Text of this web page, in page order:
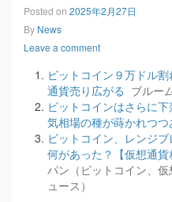
Posted on 2025年2月27日
By News
Leave a comment
ビットコイン９万ドル
通貨売り広がる ブルー
ビットコインはさらに
気相場の種が蒔かれつつ
ビットコイン、レンジブ
何があった？【仮想通貨
パン（ビットコイン、
ュース）